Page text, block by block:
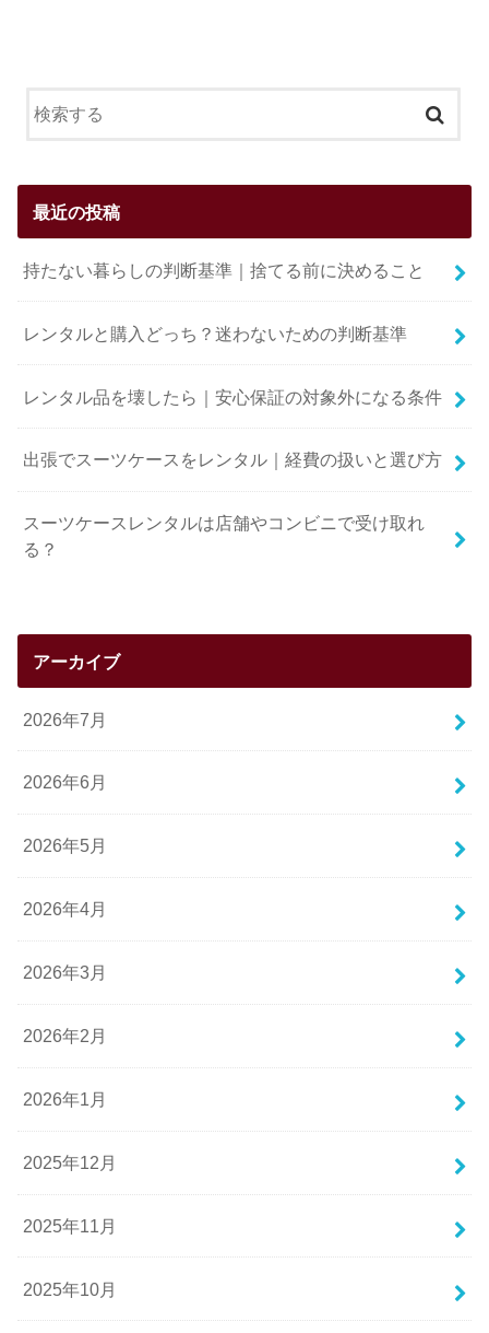
最近の投稿
持たない暮らしの判断基準｜捨てる前に決めること
レンタルと購入どっち？迷わないための判断基準
レンタル品を壊したら｜安心保証の対象外になる条件
出張でスーツケースをレンタル｜経費の扱いと選び方
スーツケースレンタルは店舗やコンビニで受け取れ
る？
アーカイブ
2026年7月
2026年6月
2026年5月
2026年4月
2026年3月
2026年2月
2026年1月
2025年12月
2025年11月
2025年10月